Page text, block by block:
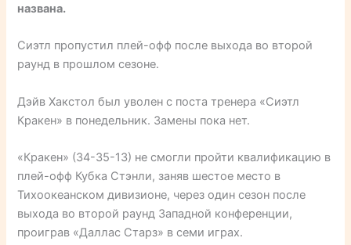
названа.
Сиэтл пропустил плей-офф после выхода во второй
раунд в прошлом сезоне.
Дэйв Хакстол был уволен с поста тренера «Сиэтл
Кракен» в понедельник. Замены пока нет.
«Кракен» (34-35-13) не смогли пройти квалификацию в
плей-офф Кубка Стэнли, заняв шестое место в
Тихоокеанском дивизионе, через один сезон после
выхода во второй раунд Западной конференции,
проиграв «Даллас Старз» в семи играх.